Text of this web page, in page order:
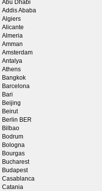
Abu Dhabi
Addis Ababa
Algiers
Alicante
Almeria
Amman
Amsterdam
Antalya
Athens
Bangkok
Barcelona
Bari
Beijing
Beirut
Berlin BER
Bilbao
Bodrum
Bologna
Bourgas
Bucharest
Budapest
Casablanca
Catania